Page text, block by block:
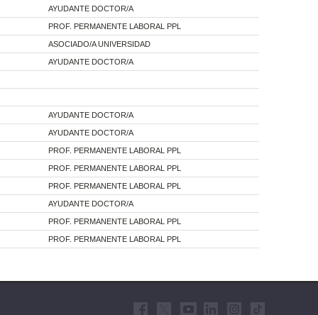
AYUDANTE DOCTOR/A
PROF. PERMANENTE LABORAL PPL
ASOCIADO/A UNIVERSIDAD
AYUDANTE DOCTOR/A
AYUDANTE DOCTOR/A
AYUDANTE DOCTOR/A
PROF. PERMANENTE LABORAL PPL
PROF. PERMANENTE LABORAL PPL
PROF. PERMANENTE LABORAL PPL
AYUDANTE DOCTOR/A
PROF. PERMANENTE LABORAL PPL
PROF. PERMANENTE LABORAL PPL